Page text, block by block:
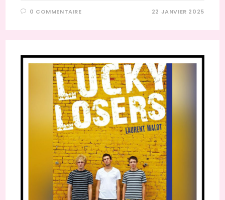
0 COMMENTAIRE 22 JANVIER 2025